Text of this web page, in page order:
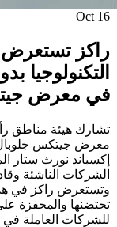
16
Oct
راكز
التكنولوجيا
في معرض
تشارك هيئة مناطق
إكسباند نورث
وتستعرض راكز في هذا
تحتضنها والمحفزة
للشركات العاملة في